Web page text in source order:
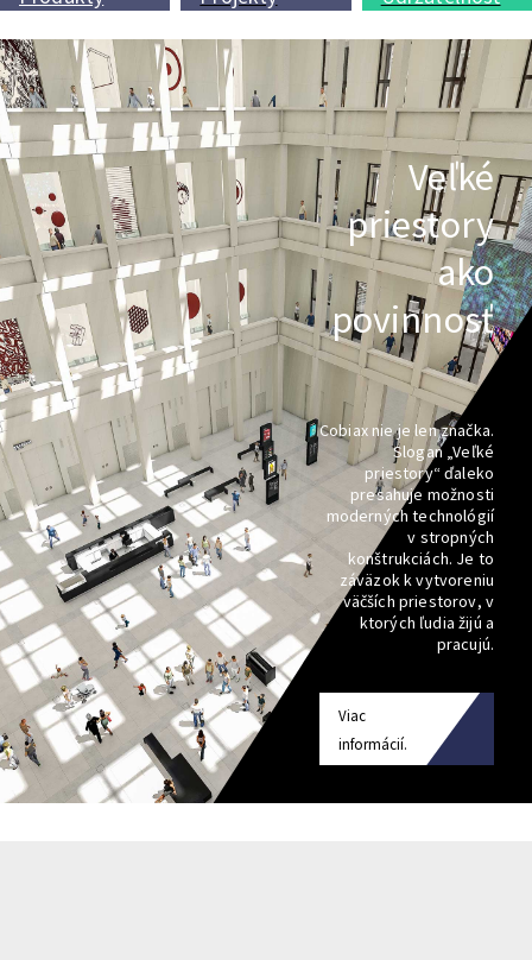
Veľké
priestory
ako
povinnosť
Cobiax nie je len značka.
Slogan „Veľké
priestory“ ďaleko
presahuje možnosti
moderných technológií
v stropných
konštrukciách. Je to
záväzok k vytvoreniu
väčších priestorov, v
ktorých ľudia žijú a
pracujú.
Viac
informácií.